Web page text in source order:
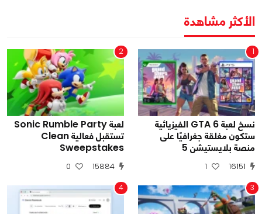
الأكثر مشاهدة
1
نسخ لعبة GTA 6 الفيزيائية
ستكون مغلقة جغرافيًا على
منصة بلايستيشن 5
16151
1
2
لعبة Sonic Rumble Party
تستقبل فعالية Clean
Sweepstakes
15884
0
3
4